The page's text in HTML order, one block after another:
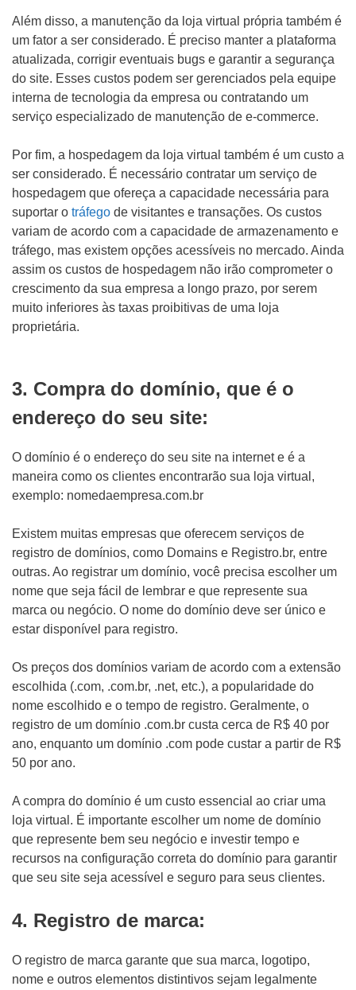
Além disso, a manutenção da loja virtual própria também é
um fator a ser considerado. É preciso manter a plataforma
atualizada, corrigir eventuais bugs e garantir a segurança
do site. Esses custos podem ser gerenciados pela equipe
interna de tecnologia da empresa ou contratando um
serviço especializado de manutenção de e-commerce.
Por fim, a hospedagem da loja virtual também é um custo a
ser considerado. É necessário contratar um serviço de
hospedagem que ofereça a capacidade necessária para
suportar o tráfego de visitantes e transações. Os custos
variam de acordo com a capacidade de armazenamento e
tráfego, mas existem opções acessíveis no mercado. Ainda
assim os custos de hospedagem não irão comprometer o
crescimento da sua empresa a longo prazo, por serem
muito inferiores às taxas proibitivas de uma loja
proprietária.
3. Compra do domínio, que é o
endereço do seu site:
O domínio é o endereço do seu site na internet e é a
maneira como os clientes encontrarão sua loja virtual,
exemplo: nomedaempresa.com.br
Existem muitas empresas que oferecem serviços de
registro de domínios, como Domains e Registro.br, entre
outras. Ao registrar um domínio, você precisa escolher um
nome que seja fácil de lembrar e que represente sua
marca ou negócio. O nome do domínio deve ser único e
estar disponível para registro.
Os preços dos domínios variam de acordo com a extensão
escolhida (.com, .com.br, .net, etc.), a popularidade do
nome escolhido e o tempo de registro. Geralmente, o
registro de um domínio .com.br custa cerca de R$ 40 por
ano, enquanto um domínio .com pode custar a partir de R$
50 por ano.
A compra do domínio é um custo essencial ao criar uma
loja virtual. É importante escolher um nome de domínio
que represente bem seu negócio e investir tempo e
recursos na configuração correta do domínio para garantir
que seu site seja acessível e seguro para seus clientes.
4. Registro de marca:
O registro de marca garante que sua marca, logotipo,
nome e outros elementos distintivos sejam legalmente